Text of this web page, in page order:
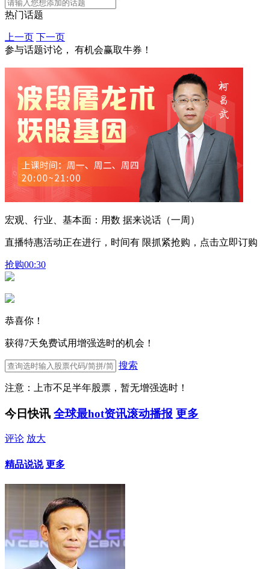
热门话题
上一页 下一页
参与话题讨论， 有机会赢取牛券！
宏观、行业、基本面：用数 据来说话（一周）
直播特惠活动正在进行，时间有 限抓紧抢购，点击立即订购
抢购00:30
恭喜你！
获得7天免费试用增强选时的机会！
搜索
注意：上市不足半年股票，暂无增强选时！
今日快讯 全球最hot资讯滚动播报 更多
评论 放大
精品说说 更多